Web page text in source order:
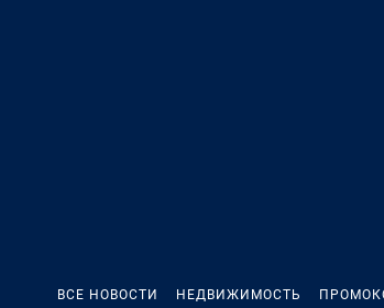
ВСЕ НОВОСТИ НЕДВИЖИМОСТЬ